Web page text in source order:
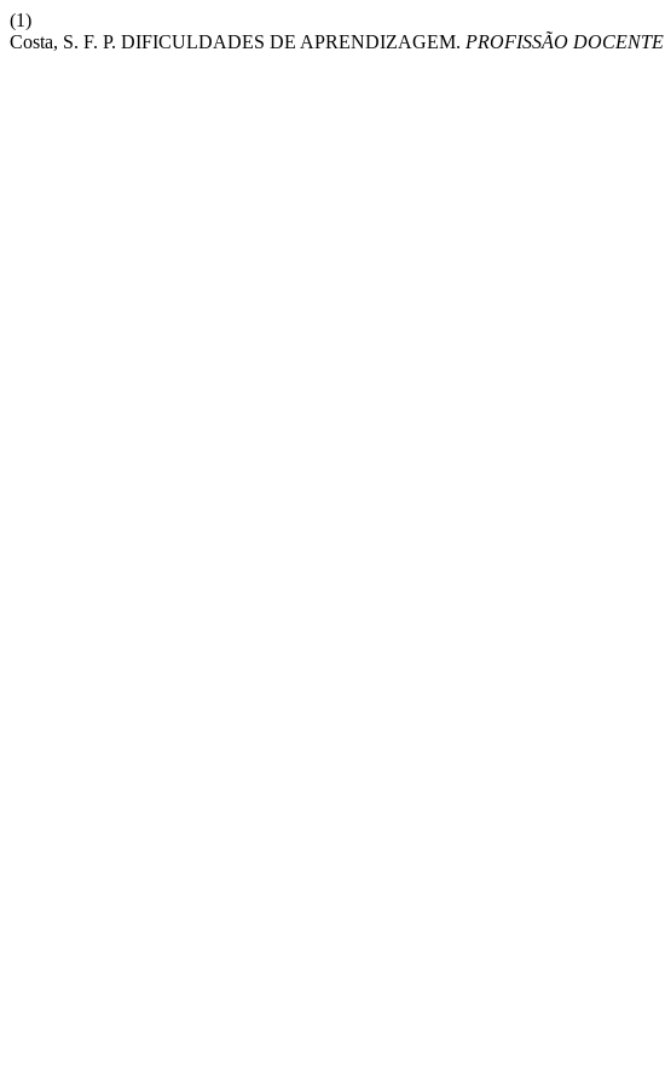
(1)
Costa, S. F. P. DIFICULDADES DE APRENDIZAGEM. PROFISSÃO DOCENTE